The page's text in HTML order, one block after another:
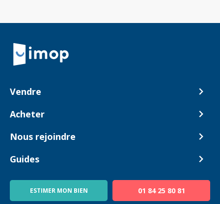
Retour à la navigation principale
Vendre
Comment ça marche ?
Acheter
Biens en vente
Nous rejoindre
Devenir Conseiller
Guides
Blog
ESTIMER MON BIEN 01 84 25 80 81